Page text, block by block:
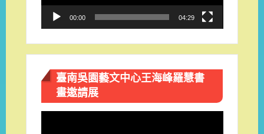
00:00 04:29
臺南吳園藝文中心王海峰羅慧書
畫邀請展